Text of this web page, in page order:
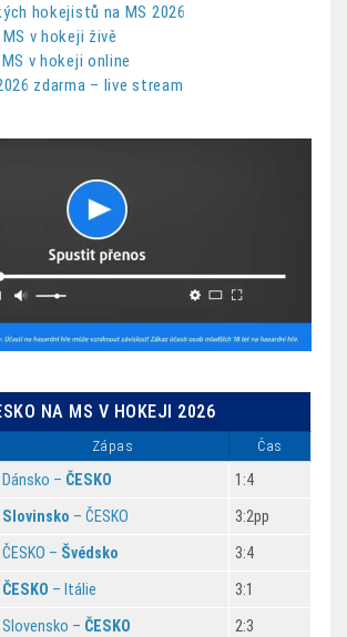
hokejistů na MS 2026
v hokeji živě
v hokeji online
zdarma – live stream
NA MS V HOKEJI 2026
Zápas Čas
Dánsko – ČESKO 1:4
Slovinsko – ČESKO 3:2pp
ČESKO – Švédsko 3:4
ČESKO – Itálie 3:1
Slovensko – ČESKO 2:3